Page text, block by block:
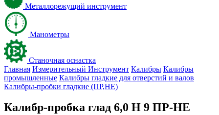
Металлорежущий инструмент
Манометры
Станочная оснастка
Главная Измерительный Инструмент Калибры Калибры
промышленные Калибры гладкие для отверстий и валов
Калибры-пробки гладкие (ПР,НЕ)
Калибр-пробка глад 6,0 H 9 ПР-НЕ